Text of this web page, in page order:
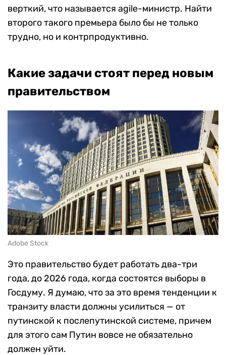
верткий, что называется agile-министр. Найти
второго такого премьера было бы не только
трудно, но и контрпродуктивно.
Какие задачи стоят перед новым
правительством
Adobe Stock
Это правительство будет работать два-три
года, до 2026 года, когда состоятся выборы в
Госдуму. Я думаю, что за это время тенденции к
транзиту власти должны усилиться — от
путинской к послепутинской системе, причем
для этого сам Путин вовсе не обязательно
должен уйти.